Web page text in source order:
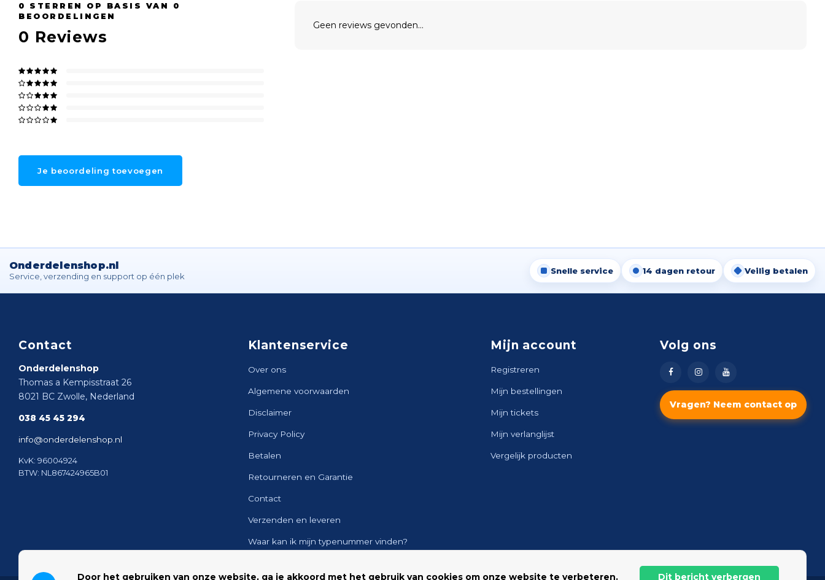
0 STERREN OP BASIS VAN 0
BEOORDELINGEN
0 Reviews
Je beoordeling toevoegen
Geen reviews gevonden...
Onderdelenshop.nl
Service, verzending en support op één plek
Snelle service 14 dagen retour Veilig betalen
Contact
Onderdelenshop
Thomas a Kempisstraat 26
8021 BC Zwolle, Nederland
038 45 45 294
info@onderdelenshop.nl
KvK: 96004924
BTW: NL867424965B01
Klantenservice
Over ons
Algemene voorwaarden
Disclaimer
Privacy Policy
Betalen
Retourneren en Garantie
Contact
Verzenden en leveren
Waar kan ik mijn typenummer vinden?
Mijn account
Registreren
Mijn bestellingen
Mijn tickets
Mijn verlanglijst
Vergelijk producten
Volg ons
Vragen? Neem contact op
Door het gebruiken van onze website, ga je akkoord met het gebruik van cookies om onze website te verbeteren. Dit bericht verbergen